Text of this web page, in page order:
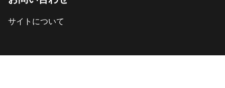
サイトについて